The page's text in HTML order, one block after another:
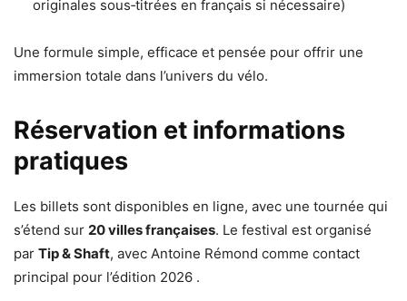
originales sous‑titrées en français si nécessaire)
Une formule simple, efficace et pensée pour offrir une
immersion totale dans l’univers du vélo.
Réservation et informations
pratiques
Les billets sont disponibles en ligne, avec une tournée qui
s’étend sur 20 villes françaises. Le festival est organisé
par Tip & Shaft, avec Antoine Rémond comme contact
principal pour l’édition 2026 .